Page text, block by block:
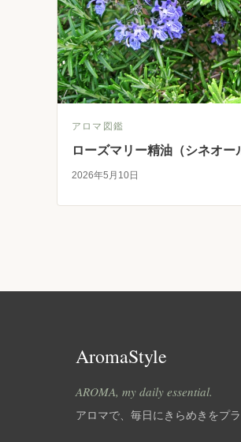
アロマ図鑑
ローズマリー精油（シネオー
2026年5月10日
AromaStyle
AROMA, my daily essential.
アロマで、毎日にきらめきをプラ